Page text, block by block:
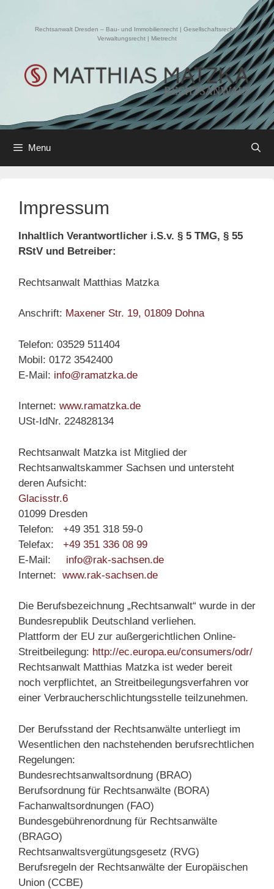
Rechtsanwalt Dresden – Bau- und Immobilienrecht | Gesellschaftsrecht |
Verwaltungsrecht | Mietrecht
Menu
Impressum
Inhaltlich Verantwortlicher i.S.v. § 5 TMG, § 55
RStV und Betreiber:
Rechtsanwalt Matthias Matzka
Anschrift: Maxener Str. 19, 01809 Dohna
Telefon: 03529 511404
Mobil: 0172 3542400
E-Mail: info@ramatzka.de
Internet: www.ramatzka.de
USt-IdNr. 224828134
Rechtsanwalt Matzka ist Mitglied der
Rechtsanwaltskammer Sachsen und untersteht
deren Aufsicht:
Glacisstr.6
01099 Dresden
Telefon: +49 351 318 59-0
Telefax: +49 351 336 08 99
E-Mail: info@rak-sachsen.de
Internet: www.rak-sachsen.de
Die Berufsbezeichnung „Rechtsanwalt“ wurde in der
Bundesrepublik Deutschland verliehen.
Plattform der EU zur außergerichtlichen Online-
Streitbeilegung: http://ec.europa.eu/consumers/odr/
Rechtsanwalt Matthias Matzka ist weder bereit
noch verpflichtet, an Streitbeilegungsverfahren vor
einer Verbraucherschlichtungsstelle teilzunehmen.
Der Berufsstand der Rechtsanwälte unterliegt im
Wesentlichen den nachstehenden berufsrechtlichen
Regelungen:
Bundesrechtsanwaltsordnung (BRAO)
Berufsordnung für Rechtsanwälte (BORA)
Fachanwaltsordnungen (FAO)
Bundesgebührenordnung für Rechtsanwälte
(BRAGO)
Rechtsanwaltsvergütungsgesetz (RVG)
Berufsregeln der Rechtsanwälte der Europäischen
Union (CCBE)